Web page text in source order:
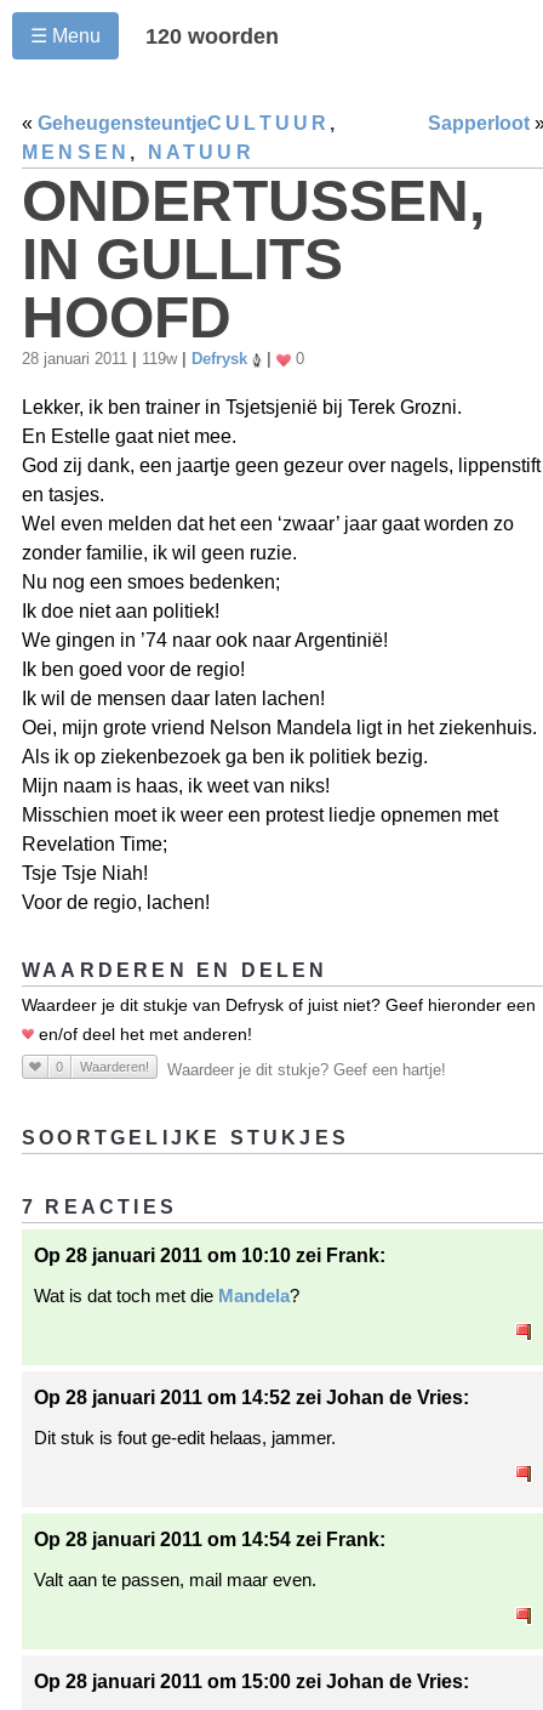
☰ Menu 120 woorden
« Geheugensteuntje Sapperloot
CULTUUR ,
MENSEN , NATUUR
ONDERTUSSEN,
IN GULLITS
HOOFD
28 januari 2011 119w Defrysk 0
Lekker, ik ben trainer in Tsjetsjenië bij Terek Grozni.
En Estelle gaat niet mee.
God zij dank, een jaartje geen gezeur over nagels, lippenstift
en tasjes.
Wel even melden dat het een ‘zwaar’ jaar gaat worden zo
zonder familie, ik wil geen ruzie.
Nu nog een smoes bedenken;
Ik doe niet aan politiek!
We gingen in ’74 naar ook naar Argentinië!
Ik ben goed voor de regio!
Ik wil de mensen daar laten lachen!
Oei, mijn grote vriend Nelson Mandela ligt in het ziekenhuis.
Als ik op ziekenbezoek ga ben ik politiek bezig.
Mijn naam is haas, ik weet van niks!
Misschien moet ik weer een protest liedje opnemen met
Revelation Time;
Tsje Tsje Niah!
Voor de regio, lachen!
WAARDEREN EN DELEN
Waardeer je dit stukje van Defrysk of juist niet? Geef hieronder een
en/of deel het met anderen!
0 Waarderen! Waardeer je dit stukje? Geef een hartje!
SOORTGELIJKE STUKJES
7 REACTIES
Op 28 januari 2011 om 10:10 zei Frank:
Wat is dat toch met die Mandela?
Op 28 januari 2011 om 14:52 zei Johan de Vries:
Dit stuk is fout ge-edit helaas, jammer.
Op 28 januari 2011 om 14:54 zei Frank:
Valt aan te passen, mail maar even.
Op 28 januari 2011 om 15:00 zei Johan de Vries: